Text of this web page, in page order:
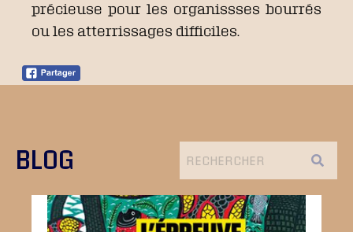
précieuse pour les organissses bourrés
ou les atterrissages difficiles.
BLOG